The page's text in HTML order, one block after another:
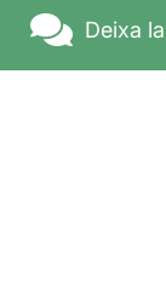
Deixa